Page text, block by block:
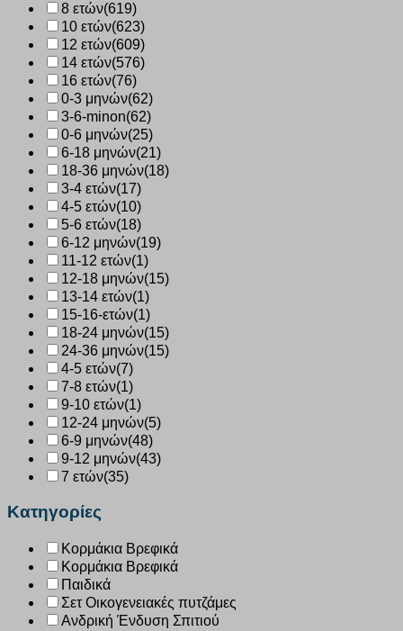
8 ετών(619)
10 ετών(623)
12 ετών(609)
14 ετών(576)
16 ετών(76)
0-3 μηνών(62)
3-6-minon(62)
0-6 μηνών(25)
6-18 μηνών(21)
18-36 μηνών(18)
3-4 ετών(17)
4-5 ετών(10)
5-6 ετών(18)
6-12 μηνών(19)
11-12 ετών(1)
12-18 μηνών(15)
13-14 ετών(1)
15-16-ετών(1)
18-24 μηνών(15)
24-36 μηνών(15)
4-5 ετών(7)
7-8 ετών(1)
9-10 ετών(1)
12-24 μηνών(5)
6-9 μηνών(48)
9-12 μηνών(43)
7 ετών(35)
Κατηγορίες
Κορμάκια Βρεφικά
Κορμάκια Βρεφικά
Παιδικά
Σετ Οικογενειακές πυτζάμες
Ανδρική Ένδυση Σπιτιού